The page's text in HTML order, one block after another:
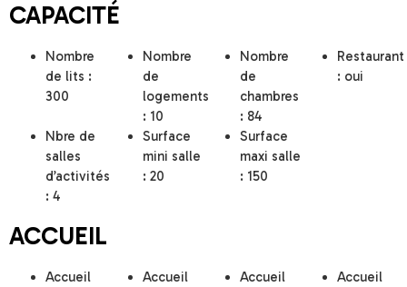
CAPACITÉ
Nombre
de lits :
300
Nombre
de
logements
: 10
Nombre
de
chambres
: 84
Restaurant
: oui
Nbre de
salles
d’activités
: 4
Surface
mini salle
: 20
Surface
maxi salle
: 150
ACCUEIL
Accueil
Accueil
Accueil
Accueil